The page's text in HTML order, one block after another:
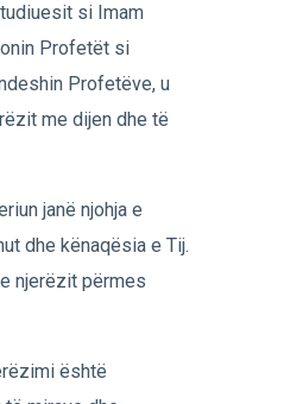
si Imam
Profetët si
Profetëve, u
me dijen dhe të
janë njohja e
dhe kënaqësia e Tij.
njerëzit përmes
është